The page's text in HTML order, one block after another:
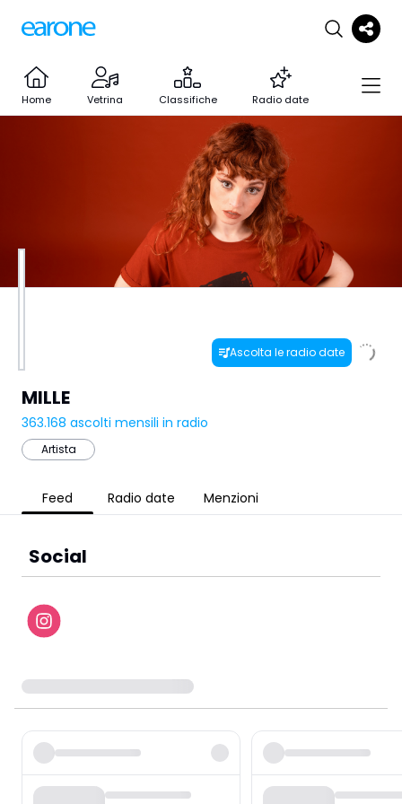
Home Vetrina Classifiche Radio date
Ascolta le radio date
MILLE
363.168 ascolti mensili in radio
Artista
Feed Radio date Menzioni
Social